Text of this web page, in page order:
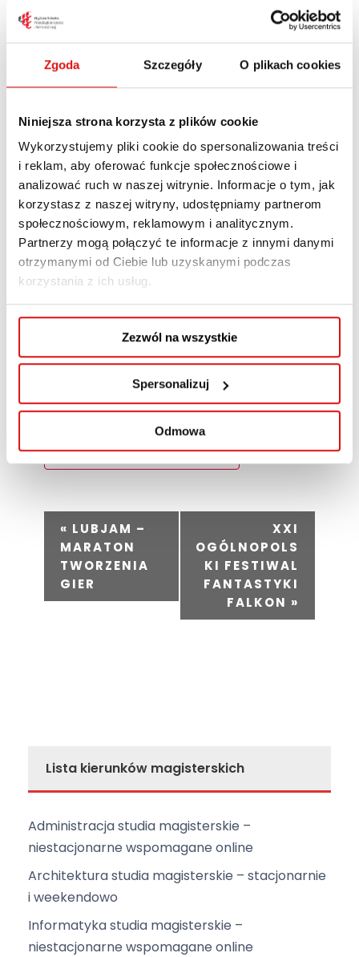
Zgoda Szczegóły O plikach cookies
Niniejsza strona korzysta z plików cookie
Wykorzystujemy pliki cookie do spersonalizowania treści
i reklam, aby oferować funkcje społecznościowe i
analizować ruch w naszej witrynie. Informacje o tym, jak
korzystasz z naszej witryny, udostępniamy partnerom
społecznościowym, reklamowym i analitycznym.
Partnerzy mogą połączyć te informacje z innymi danymi
otrzymanymi od Ciebie lub uzyskanymi podczas
korzystania z ich usług.
Zezwól na wszystkie
Spersonalizuj
Odmowa
ul. Bursaki 12
20-150
Poland
+ Mapa Google
Dodaj do kalendarza
W
a
w
g
a
c
j
a
« LUBJAM –
MARATON
TWORZENIA
GIER
XXI
OGÓLNOPOLS
KI FESTIWAL
FANTASTYKI
FALKON »
Lista kierunków magisterskich
Administracja studia magisterskie –
niestacjonarne wspomagane online
Architektura studia magisterskie – stacjonarnie
i weekendowo
Informatyka studia magisterskie –
niestacjonarne wspomagane online